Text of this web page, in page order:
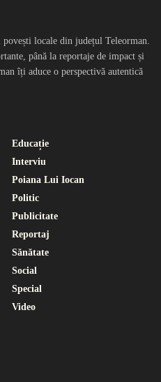
locale din județul Teleorman.
până la reportaje de impact și
îți aduce o perspectivă autentică
Educație
Interviu
Poiana Lui Iocan
Politic
Publicitate
Reportaj
Sănătate
Social
Special
Video